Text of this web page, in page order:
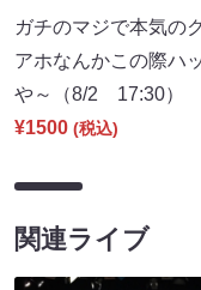
ガチのマジで本気の
アホなんかこの際ハ
や～（8/2 17:30）
¥1500 (税込)
関連ライブ